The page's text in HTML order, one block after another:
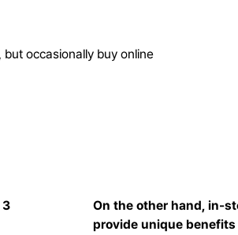
occasionally buy online
3
On the other hand, in-
provide unique